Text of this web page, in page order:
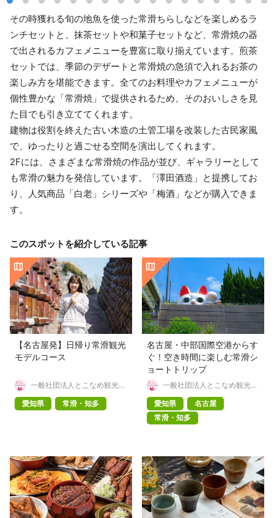
その時獲れる旬の地魚を使った常滑ちらしなどを楽しめるラ
ンチセットと、抹茶セットや和菓子セットなど、常滑焼の器
で出されるカフェメニューを豊富に取り揃えています。煎茶
セットでは、季節のデザートと常滑焼の急須で入れるお茶の
楽しみ方を堪能できます。全てのお料理やカフェメニューが
個性豊かな「常滑焼」で提供されるため、そのおいしさを見
た目でも引き立ててくれます。
建物は役割を終えた古い木造の土管工場を改装した古民家風
で、ゆったりと過ごせる空間を演出してくれます。
2Fには、さまざまな常滑焼の作品が並び、ギャラリーとして
も常滑の魅力を発信しています。「澤田酒造」と提携してお
り、人気商品「白老」シリーズや「梅酒」などが購入できま
す。
このスポットを紹介している記事
【名古屋発】日帰り常滑観光
モデルコース
一般社団法人とこなめ観光協
愛知県
常滑・知多
名古屋・中部国際空港からす
ぐ！空き時間に楽しむ常滑シ
ョートトリップ
一般社団法人とこなめ観光協
愛知県
名古屋
常滑・知多